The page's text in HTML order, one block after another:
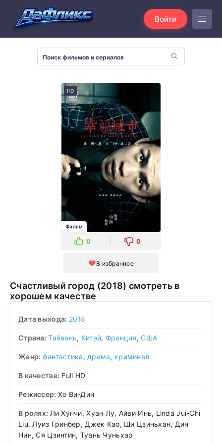
Войти
HD
Фильм
0 0
В избранное
Счастливый город (2018) смотреть в
хорошем качестве
Дата выхода: 2018
Страна:Тайвань, Китай, Франция,США
Жанр: фантастика, драма, криминал
В качестве: Full HD
Режиссер: Хо Ви-Дин
В ролях: Ли Хунчи, Хуан Лу, Айви Инь, Linda Jui-Chi
Liu, Луиз Гринбер, Джек Као, Ши Цзиньхан, Дин
Нин, Ся Цзинтин, Туань Чуньхао